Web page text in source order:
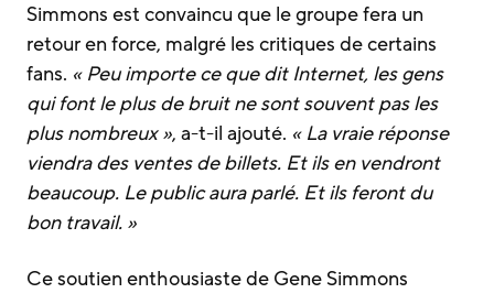
Simmons est convaincu que le groupe fera un
retour en force, malgré les critiques de certains
fans. « Peu importe ce que dit Internet, les gens
qui font le plus de bruit ne sont souvent pas les
plus nombreux », a-t-il ajouté. « La vraie réponse
viendra des ventes de billets. Et ils en vendront
beaucoup. Le public aura parlé. Et ils feront du
bon travail. »
Ce soutien enthousiaste de Gene Simmons